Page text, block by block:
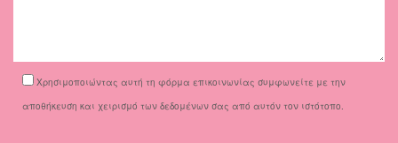
Χρησιμοποιώντας αυτή τη φόρμα επικοινωνίας συμφωνείτε με την
αποθήκευση και χειρισμό των δεδομένων σας από αυτόν τον ιστότοπο.